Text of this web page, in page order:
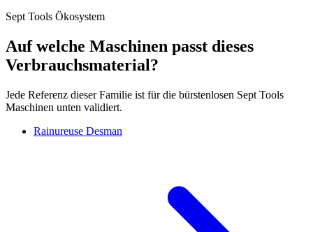
Sept Tools Ökosystem
Auf welche Maschinen passt dieses
Verbrauchsmaterial?
Jede Referenz dieser Familie ist für die bürstenlosen Sept Tools
Maschinen unten validiert.
Rainureuse Desman